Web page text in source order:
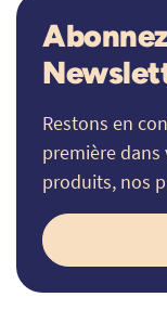
Restons en
première
produits, nos